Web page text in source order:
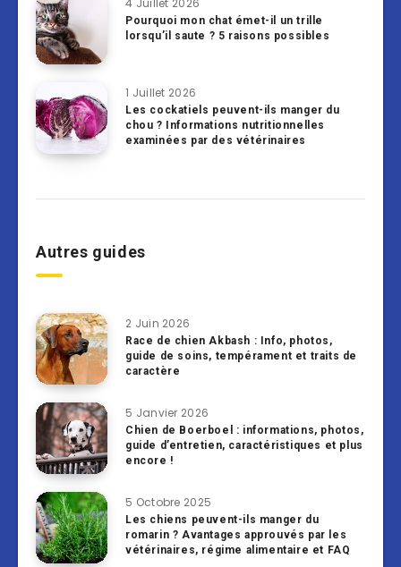
Pourquoi mon chat émet-il un trille
lorsqu’il saute ? 5 raisons possibles
1 Juillet 2026
Les cockatiels peuvent-ils manger du
chou ? Informations nutritionnelles
examinées par des vétérinaires
Autres guides
2 Juin 2026
Race de chien Akbash : Info, photos,
guide de soins, tempérament et traits de
caractère
5 Janvier 2026
Chien de Boerboel : informations, photos,
guide d’entretien, caractéristiques et plus
encore !
5 Octobre 2025
Les chiens peuvent-ils manger du
romarin ? Avantages approuvés par les
vétérinaires, régime alimentaire et FAQ